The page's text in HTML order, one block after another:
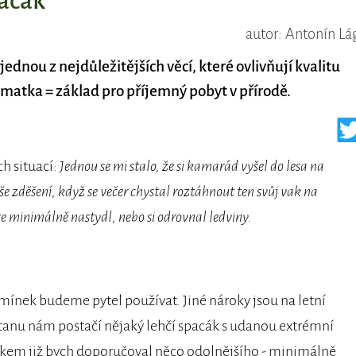
autor: Antonín
z nejdůležitějších věcí, které ovlivňují kvalitu
= základ pro příjemný pobyt v přírodě.
situací: Jednou se mi stalo, že si kamarád vyšel do lesa na
zděšení, když se večer chystal roztáhnout ten svůj vak na
minimálně nastydl, nebo si odrovnal ledviny.
budeme pytel používat. Jiné nároky jsou na letní
nám postačí nějaký lehčí spacák s udanou extrémní
již bych doporučoval něco odolnějšího - minimálně